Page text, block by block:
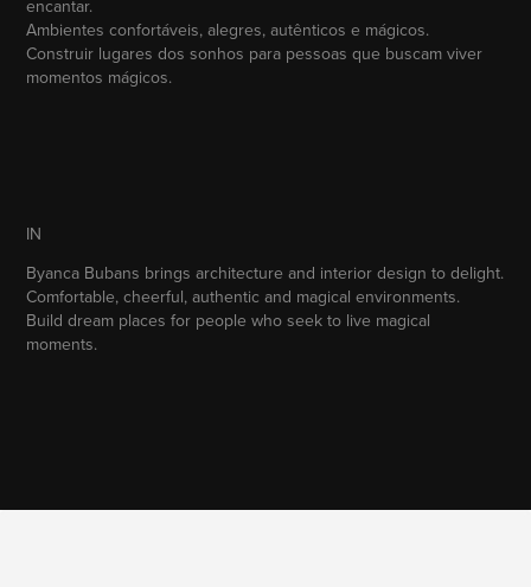
encantar.
Ambientes confortáveis, alegres, autênticos e mágicos.
Construir lugares dos sonhos para pessoas que buscam viver
momentos mágicos.
IN
Byanca Bubans brings architecture and interior design to delight.
Comfortable, cheerful, authentic and magical environments.
Build dream places for people who seek to live magical
moments.